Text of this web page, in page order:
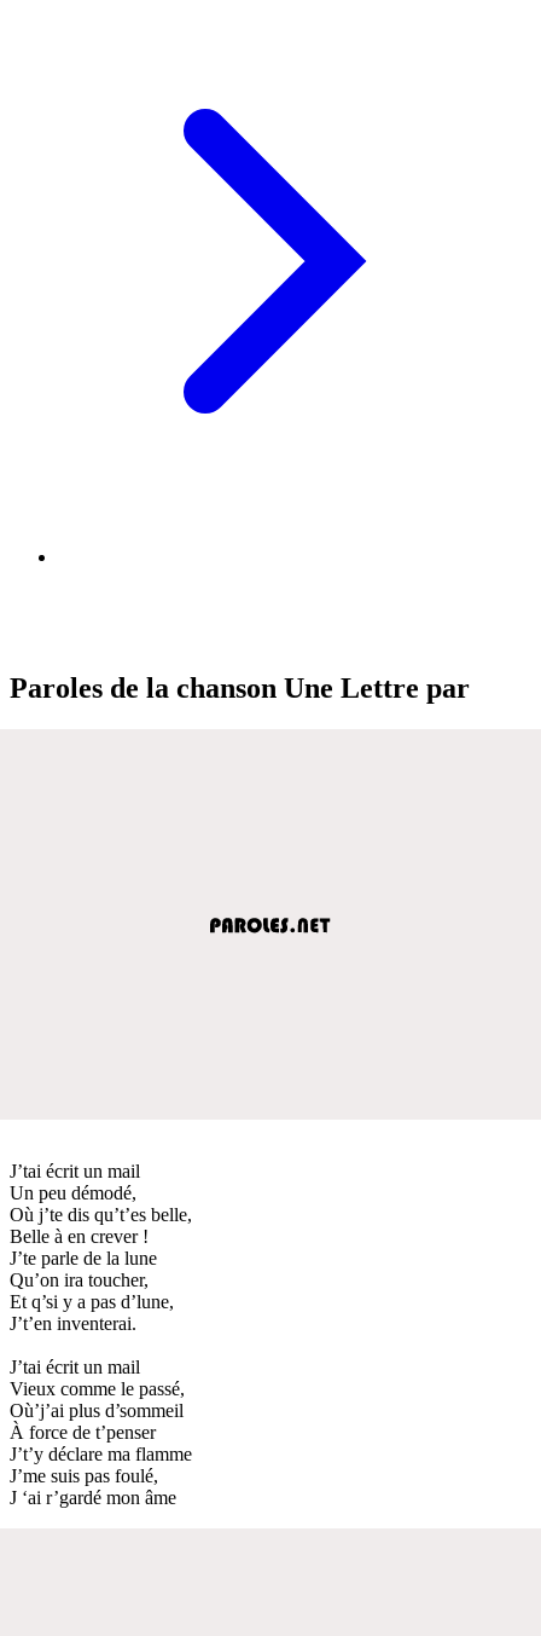
Paroles de la chanson Une Lettre par
J’tai écrit un mail
Un peu démodé,
Où j’te dis qu’t’es belle,
Belle à en crever !
J’te parle de la lune
Qu’on ira toucher,
Et q’si y a pas d’lune,
J’t’en inventerai.
J’tai écrit un mail
Vieux comme le passé,
Où’j’ai plus d’sommeil
À force de t’penser
J’t’y déclare ma flamme
J’me suis pas foulé,
J ‘ai r’gardé mon âme